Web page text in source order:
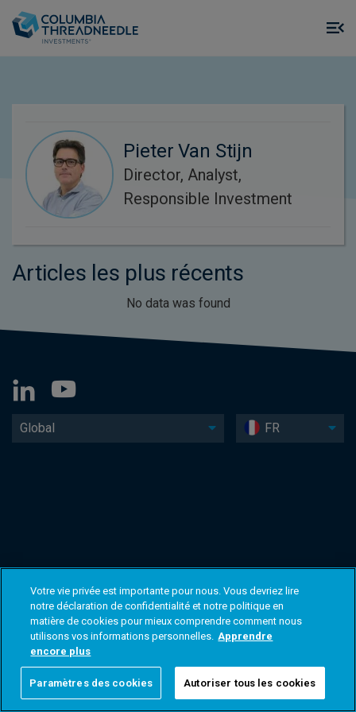
Pieter Van Stijn
Director, Analyst,
Responsible Investment
Articles les plus récents
No data was found
Global FR
Votre vie privée est importante pour nous. Vous devriez lire
notre déclaration de confidentialité et notre politique en
matière de cookies pour mieux comprendre comment nous
utilisons vos informations personnelles. Apprendre
encore plus
Paramètres des cookies Autoriser tous les cookies